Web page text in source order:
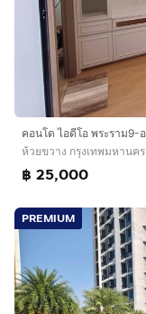
ห้วยขวาง กรุงเทพมหานคร
฿ 25,000
PREMIUM